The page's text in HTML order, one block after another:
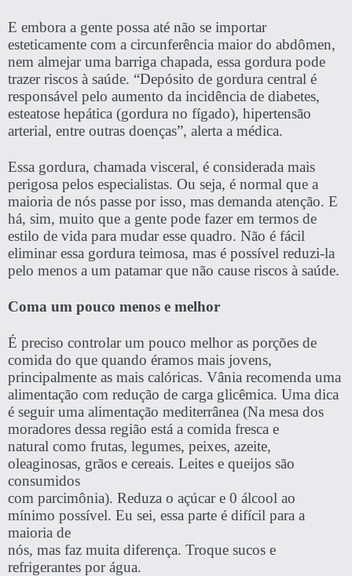
E embora a gente possa até não se importar
esteticamente com a circunferência maior do abdômen,
nem almejar uma barriga chapada, essa gordura pode
trazer riscos à saúde. “Depósito de gordura central é
responsável pelo aumento da incidência de diabetes,
esteatose hepática (gordura no fígado), hipertensão
arterial, entre outras doenças”, alerta a médica.
Essa gordura, chamada visceral, é considerada mais
perigosa pelos especialistas. Ou seja, é normal que a
maioria de nós passe por isso, mas demanda atenção. E
há, sim, muito que a gente pode fazer em termos de
estilo de vida para mudar esse quadro. Não é fácil
eliminar essa gordura teimosa, mas é possível reduzi-la
pelo menos a um patamar que não cause riscos à saúde.
Coma um pouco menos e melhor
É preciso controlar um pouco melhor as porções de
comida do que quando éramos mais jovens,
principalmente as mais calóricas. Vânia recomenda uma
alimentação com redução de carga glicêmica. Uma dica
é seguir uma alimentação mediterrânea (Na mesa dos
moradores dessa região está a comida fresca e
natural como frutas, legumes, peixes, azeite,
oleaginosas, grãos e cereais. Leites e queijos são
consumidos
com parcimônia). Reduza o açúcar e 0 álcool ao
mínimo possível. Eu sei, essa parte é difícil para a
maioria de
nós, mas faz muita diferença. Troque sucos e
refrigerantes por água.